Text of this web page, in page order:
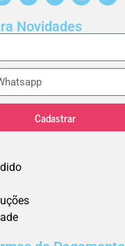
Novidades
Cadastrar